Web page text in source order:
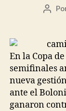
Autor
En la Copa
semifinales
nueva
ante el
ganaron